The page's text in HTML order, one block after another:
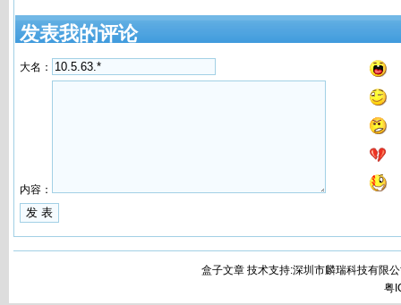
发表我的评论
大名：
内容：
盒子文章 技术支持:深圳市麟瑞科技有限
粤